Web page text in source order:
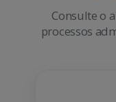
Consulte o
processos